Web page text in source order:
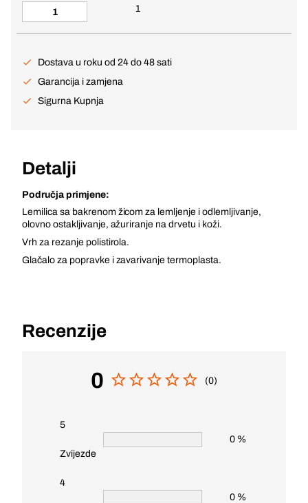
1
Dostava u roku od 24 do 48 sati
Garancija i zamjena
Sigurna Kupnja
Detalji
Područja primjene:
Lemilica sa bakrenom žicom za lemljenje i odlemljivanje,
olovno ostakljivanje, ažuriranje na drvetu i koži.
Vrh za rezanje polistirola.
Glačalo za popravke i zavarivanje termoplasta.
Recenzije
0 (0)
5
Zvijezde
0 %
4
0 %